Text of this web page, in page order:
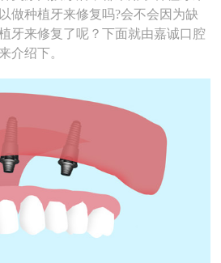
做种植牙来修复吗?会不会因为缺
牙来修复了呢？下面就由嘉诚口腔
介绍下。